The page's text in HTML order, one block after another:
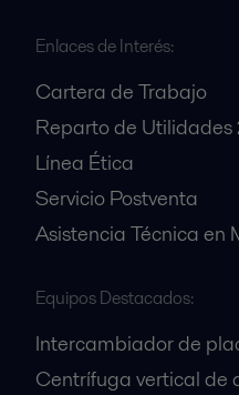
Enlaces de Interés:
Cartera de Trabajo
Reparto de
Línea Ética
Servicio Postventa
Asistencia Técnica en
Equipos Destacados:
Intercambiador de
Centrífuga vertical de